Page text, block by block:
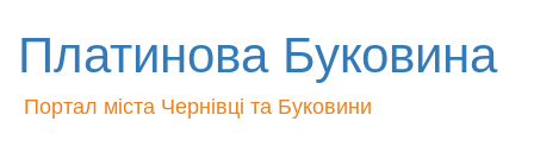
Платинова Буковина
Портал міста Чернівці та Буковини